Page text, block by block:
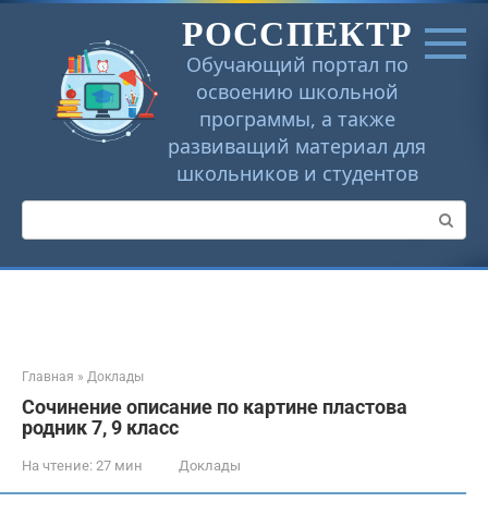
Перейти
РОССПЕКТР
Обучающий портал по
освоению школьной
программы, а также
развиващий материал для
школьников и студентов
Поиск:
Главная » Доклады
Сочинение описание по картине пластова
родник 7, 9 класс
На чтение: 27 мин Доклады